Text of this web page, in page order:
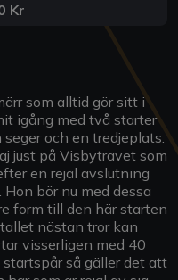
Kr
som alltid gör sitt i
igång med två starter
och en tredjeplats.
just på Visbytravet som
en rejäl avslutning
bör nu med dessa
form till den här starten
nästan tror kan
visserligen med 40
så gäller det att